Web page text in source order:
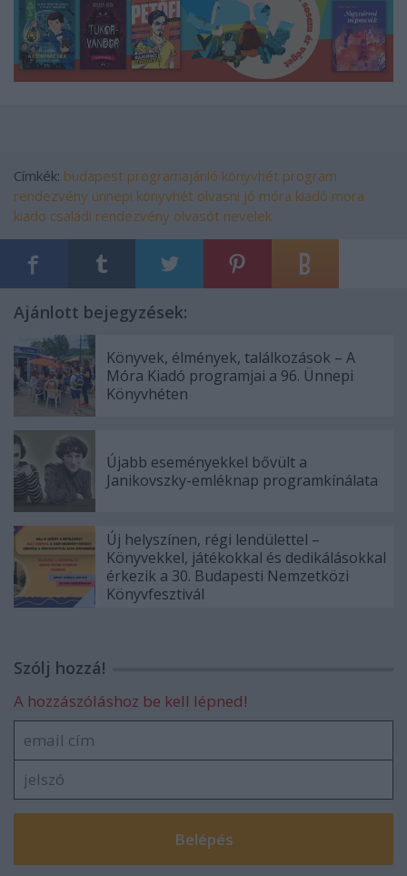
Címkék: budapest programajánló könyvhét program
rendezvény ünnepi könyvhét olvasni jó móra kiadó mora
kiado családi rendezvény olvasót nevelek
Ajánlott bejegyzések:
Könyvek, élmények, találkozások – A
Móra Kiadó programjai a 96. Ünnepi
Könyvhéten
Újabb eseményekkel bővült a
Janikovszky-emléknap programkínálata
Új helyszínen, régi lendülettel –
Könyvekkel, játékokkal és dedikálásokkal
érkezik a 30. Budapesti Nemzetközi
Könyvfesztivál
Szólj hozzá!
A hozzászóláshoz be kell lépned!